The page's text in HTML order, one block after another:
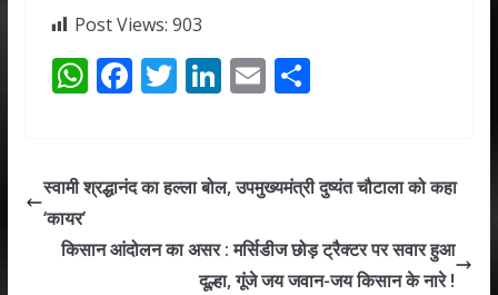
Post Views: 903
W
s
p
F
b
o
T
er
Li
e
n
E
l
S
e
स्वामी श्रद्धानंद का हल्ला बोल, उपमुख्यमंत्री दुष्यंत चौटाला को कहा
‘कायर’
किसान आंदोलन का असर : मर्सिडीज छोड़ ट्रैक्टर पर सवार हुआ
दूल्हा, गूंजे जय जवान-जय किसान के नारे !